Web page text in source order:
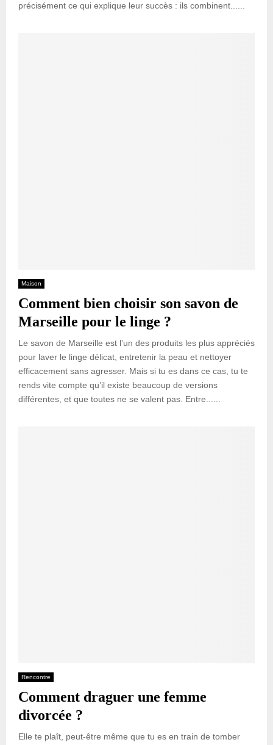
précisément ce qui explique leur succès : ils combinent......
Maison
Comment bien choisir son savon de
Marseille pour le linge ?
Le savon de Marseille est l’un des produits les plus appréciés
pour laver le linge délicat, entretenir la peau et nettoyer
efficacement sans agresser. Mais si tu es dans ce cas, tu te
rends vite compte qu’il existe beaucoup de versions
différentes, et que toutes ne se valent pas. Entre......
Rencontre
Comment draguer une femme
divorcée ?
Elle te plaît, peut-être même que tu es en train de tomber